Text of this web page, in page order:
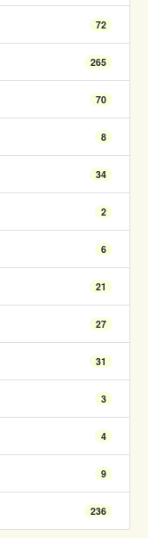
72
265
70
8
34
2
6
21
27
31
3
4
9
236